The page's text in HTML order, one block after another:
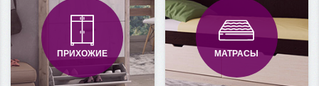
ПРИХОЖИЕ МАТРАСЫ